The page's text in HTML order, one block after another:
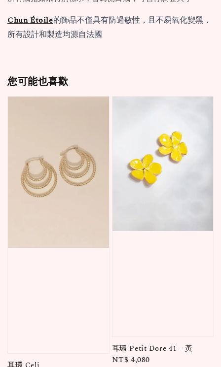
Chun Étoile的飾品不僅具有防過敏性，且不易氧化變黑，
所有設計和製造均源自法國
您可能也喜歡
耳環 Petit Dore 41 - 黃
Regular
NT$ 4,080